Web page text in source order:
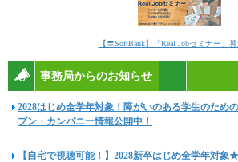
【〓SoftBank】「Real Jobセミナー」募
事務局からのお知らせ
2028はじめ全学年対象！障がいのある学生のため
プン・カンパニー情報公開中！
【自宅で視聴可能！】2028新卒はじめ全学年対